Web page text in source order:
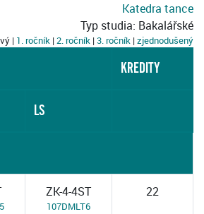
Katedra tance
Typ studia: Bakalářské
| 1. ročník |2. ročník |3. ročník |zjednodušený
KREDITY
LS
ZK-4-4ST
107DMLT6
22